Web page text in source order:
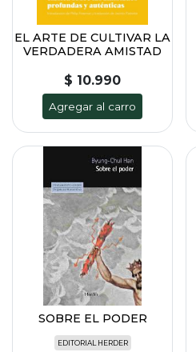
EL ARTE DE CULTIVAR LA
VERDADERA AMISTAD
$ 10.990
Agregar al carro
SOBRE EL PODER
EDITORIAL HERDER